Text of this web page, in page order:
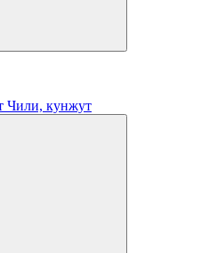
Чили, кунжут